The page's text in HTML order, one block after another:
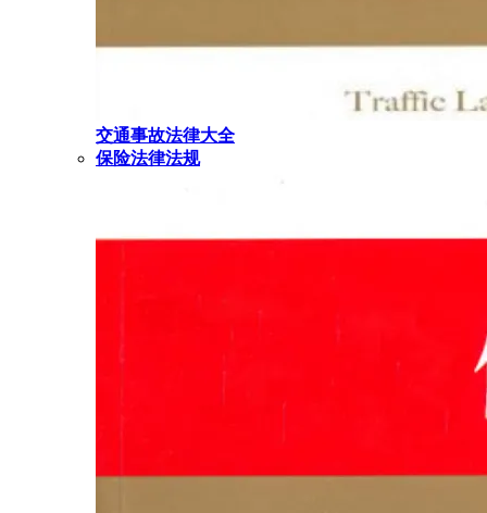
交通事故法律大全
保险法律法规